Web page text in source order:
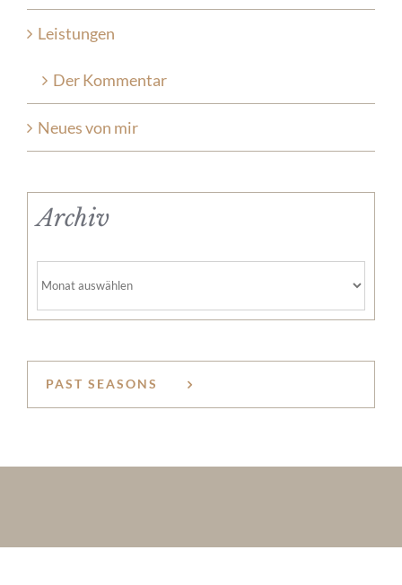
Leistungen
Der Kommentar
Neues von mir
Archiv
PAST SEASONS